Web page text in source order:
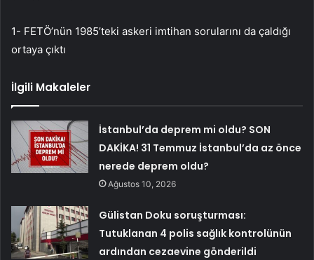
1- FETÖ’nün 1985’teki askeri imtihan sorularını da çaldığı
ortaya çıktı
İlgili Makaleler
İstanbul’da deprem mi oldu? SON
DAKİKA! 31 Temmuz İstanbul’da az önce
nerede deprem oldu?
Ağustos 10, 2026
Gülistan Doku soruşturması:
Tutuklanan 4 polis sağlık kontrolünün
ardından cezaevine gönderildi